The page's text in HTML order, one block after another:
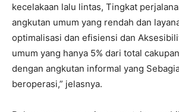
kecelakaan lalu lintas, Tingkat
angkutan umum yang rendah dan
optimalisasi dan efisiensi dan
umum yang hanya 5% dari total
dengan angkutan informal yang
beroperasi,” jelasnya.